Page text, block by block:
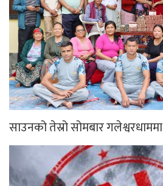
साउनको तेस्रो सोमबार गलेश्वरधाममा